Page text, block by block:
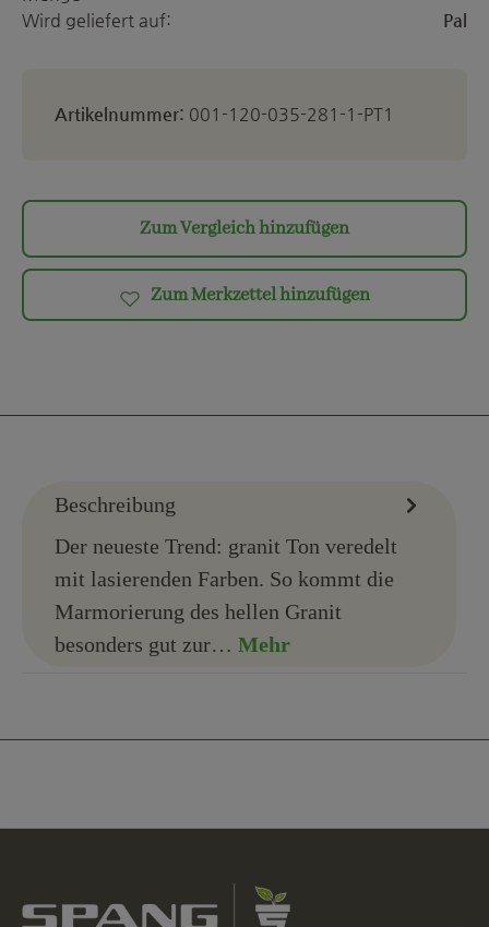
Wird geliefert auf:
Pal
Artikelnummer: 001-120-035-281-1-PT1
Zum Vergleich hinzufügen
Zum Merkzettel hinzufügen
Beschreibung
Der neueste Trend: granit Ton veredelt
mit lasierenden Farben. So kommt die
Marmorierung des hellen Granit
besonders gut zur… Mehr